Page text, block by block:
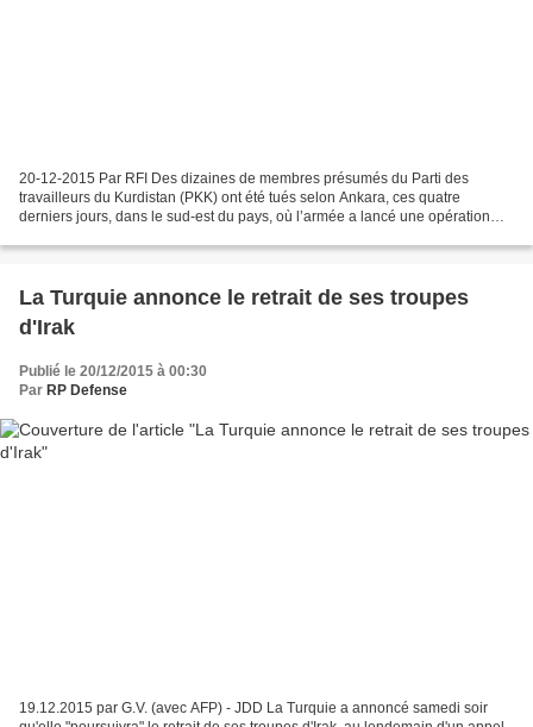
20-12-2015 Par RFI Des dizaines de membres présumés du Parti des
travailleurs du Kurdistan (PKK) ont été tués selon Ankara, ces quatre
derniers jours, dans le sud-est du pays, où l’armée a lancé une opération
La Turquie annonce le retrait de ses troupes
d'Irak
Publié le 20/12/2015 à 00:30
Par RP Defense
19.12.2015 par G.V. (avec AFP) - JDD La Turquie a annoncé samedi soir